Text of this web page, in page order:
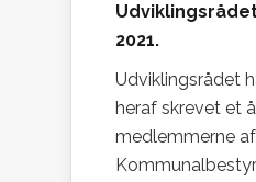
2021.
Udviklingsrådet
heraf skrevet et
medlemmerne af